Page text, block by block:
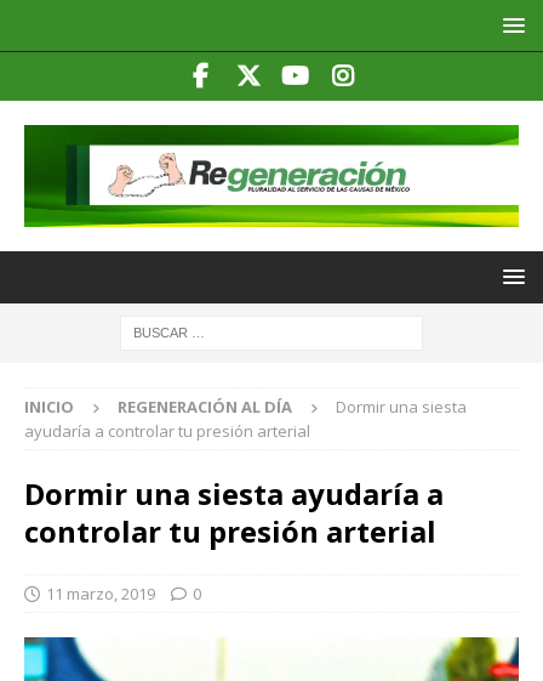
INICIO REGENERACIÓN AL DÍA
Dormir una siesta
ayudaría a controlar tu presión arterial
Dormir una siesta ayudaría a
controlar tu presión arterial
11 marzo, 2019 0